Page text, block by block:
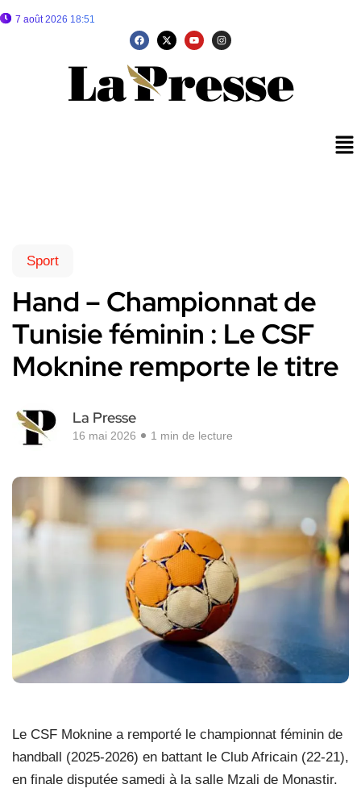
7 août 2026 18:51
Sport
Hand – Championnat de
Tunisie féminin : Le CSF
Moknine remporte le titre
La Presse
16 mai 2026 1 min de lecture
Le CSF Moknine a remporté le championnat féminin de
handball (2025-2026) en battant le Club Africain (22-21),
en finale disputée samedi à la salle Mzali de Monastir.